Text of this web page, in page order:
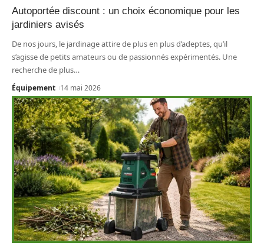
Autoportée discount : un choix économique pour les
jardiniers avisés
De nos jours, le jardinage attire de plus en plus d’adeptes, qu’il
s’agisse de petits amateurs ou de passionnés expérimentés. Une
recherche de plus…
Équipement 14 mai 2026